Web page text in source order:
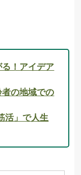
！アイデア
の地域での
活」で人生